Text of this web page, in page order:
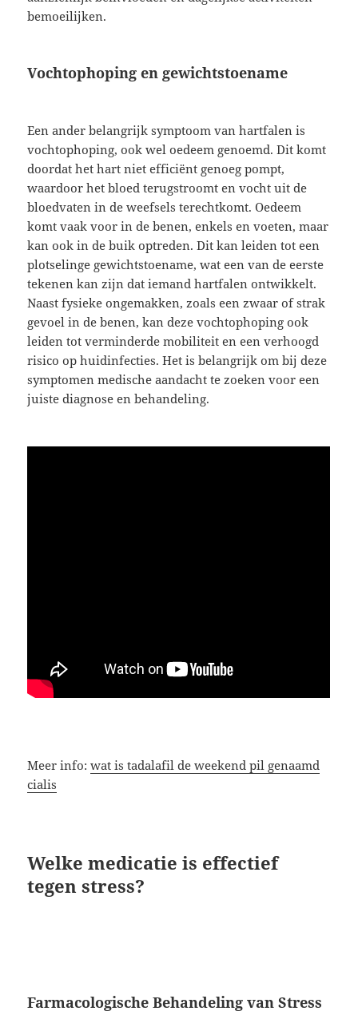
bemoeilijken.
Vochtophoping en gewichtstoename
Een ander belangrijk symptoom van hartfalen is
vochtophoping, ook wel oedeem genoemd. Dit komt
doordat het hart niet efficiënt genoeg pompt,
waardoor het bloed terugstroomt en vocht uit de
bloedvaten in de weefsels terechtkomt. Oedeem
komt vaak voor in de benen, enkels en voeten, maar
kan ook in de buik optreden. Dit kan leiden tot een
plotselinge gewichtstoename, wat een van de eerste
tekenen kan zijn dat iemand hartfalen ontwikkelt.
Naast fysieke ongemakken, zoals een zwaar of strak
gevoel in de benen, kan deze vochtophoping ook
leiden tot verminderde mobiliteit en een verhoogd
risico op huidinfecties. Het is belangrijk om bij deze
symptomen medische aandacht te zoeken voor een
juiste diagnose en behandeling.
Meer info:wat is tadalafil de weekend pil genaamd
cialis
Welke medicatie is effectief
tegen stress?
Farmacologische Behandeling van Stress